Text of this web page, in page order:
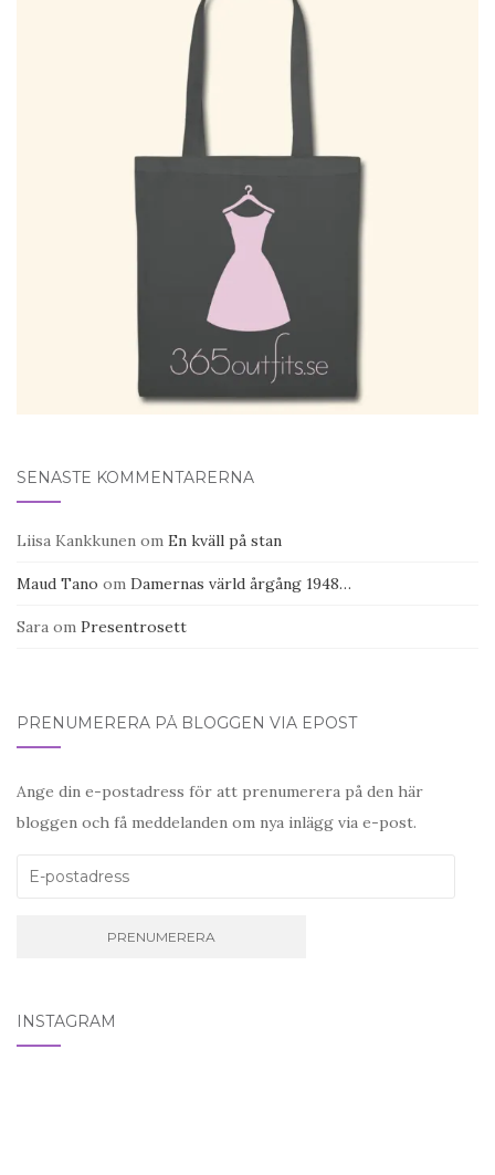
SENASTE KOMMENTARERNA
Liisa Kankkunen om En kväll på stan
Maud Tano om Damernas värld årgång 1948…
Sara om Presentrosett
PRENUMERERA PÅ BLOGGEN VIA EPOST
Ange din e-postadress för att prenumerera på den här
bloggen och få meddelanden om nya inlägg via e-post.
E-postadress
INSTAGRAM